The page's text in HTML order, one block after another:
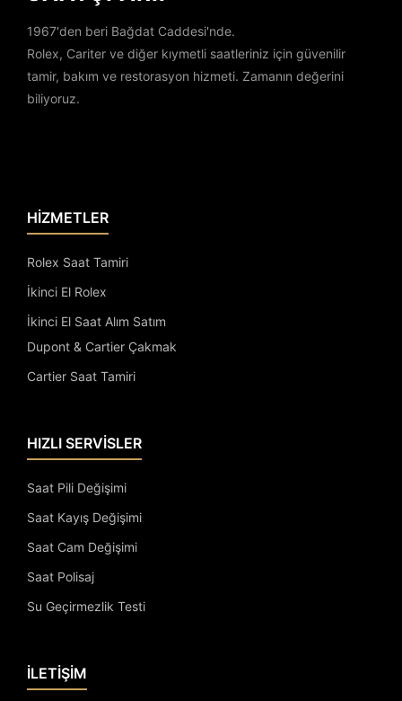
1967'den beri Bağdat Caddesi'nde.
Rolex, Cariter ve diğer kıymetli saatleriniz için güvenilir
tamir, bakım ve restorasyon hizmeti. Zamanın değerini
biliyoruz.
HİZMETLER
Rolex Saat Tamiri
İkinci El Rolex
İkinci El Saat Alım Satım
Dupont & Cartier Çakmak
Cartier Saat Tamiri
HIZLI SERVİSLER
Saat Pili Değişimi
Saat Kayış Değişimi
Saat Cam Değişimi
Saat Polisaj
Su Geçirmezlik Testi
İLETİŞİM